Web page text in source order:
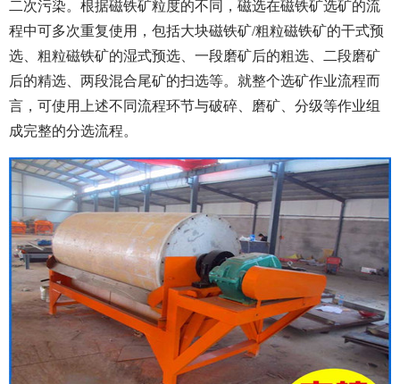
二次污染。根据磁铁矿粒度的不同，磁选在磁铁矿选矿的流
程中可多次重复使用，包括大块磁铁矿/粗粒磁铁矿的干式预
选、粗粒磁铁矿的湿式预选、一段磨矿后的粗选、二段磨矿
后的精选、两段混合尾矿的扫选等。就整个选矿作业流程而
言，可使用上述不同流程环节与破碎、磨矿、分级等作业组
成完整的分选流程。